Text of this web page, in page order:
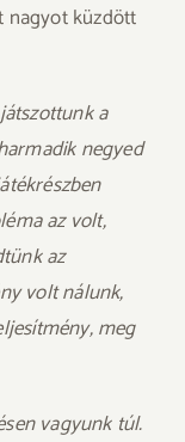
nagyot küzdött
a
negyed
az volt,
az
volt nálunk,
meg
vagyunk túl.